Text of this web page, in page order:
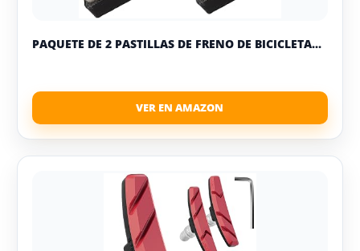
PAQUETE DE 2 PASTILLAS DE FRENO DE BICICLETA...